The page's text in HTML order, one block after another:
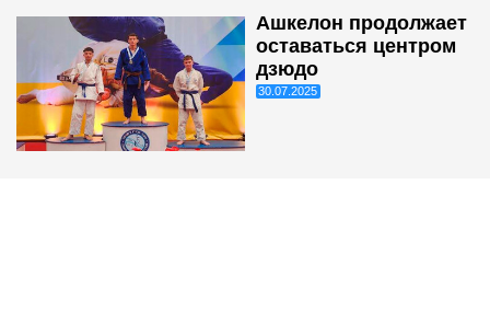
Ашкелон продолжает
оставаться центром
дзюдо
30.07.2025